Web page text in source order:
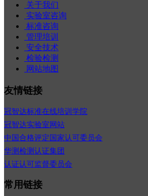
关于我们
实验室咨询
标准咨询
管理培训
安全技术
检验检测
网站地图
友情链接
冠智达标准在线培训学院
冠智达实验室网站
中国合格评定国家认可委员会
华测检测认证集团
认证认可监督委员会
常用链接